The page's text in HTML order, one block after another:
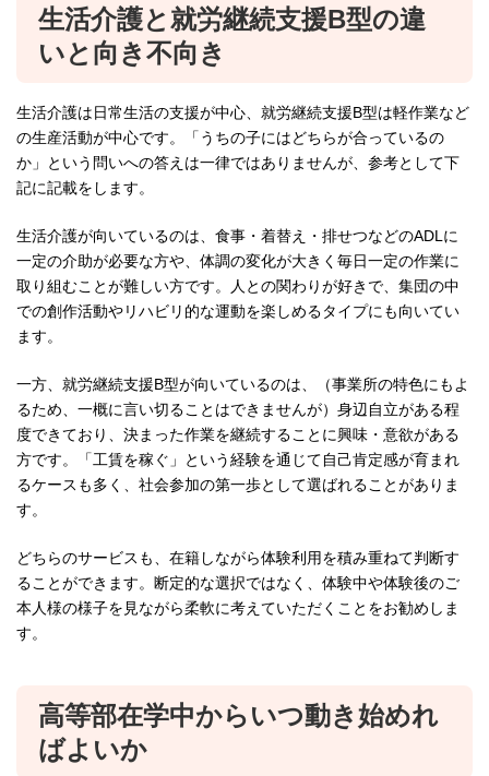
生活介護と就労継続支援B型の違
いと向き不向き
生活介護は日常生活の支援が中心、就労継続支援B型は軽作業など
の生産活動が中心です。「うちの子にはどちらが合っているの
か」という問いへの答えは一律ではありませんが、参考として下
記に記載をします。
生活介護が向いているのは、食事・着替え・排せつなどのADLに
一定の介助が必要な方や、体調の変化が大きく毎日一定の作業に
取り組むことが難しい方です。人との関わりが好きで、集団の中
での創作活動やリハビリ的な運動を楽しめるタイプにも向いてい
ます。
一方、就労継続支援B型が向いているのは、（事業所の特色にもよ
るため、一概に言い切ることはできませんが）身辺自立がある程
度できており、決まった作業を継続することに興味・意欲がある
方です。「工賃を稼ぐ」という経験を通じて自己肯定感が育まれ
るケースも多く、社会参加の第一歩として選ばれることがありま
す。
どちらのサービスも、在籍しながら体験利用を積み重ねて判断す
ることができます。断定的な選択ではなく、体験中や体験後のご
本人様の様子を見ながら柔軟に考えていただくことをお勧めしま
す。
高等部在学中からいつ動き始めれ
ばよいか